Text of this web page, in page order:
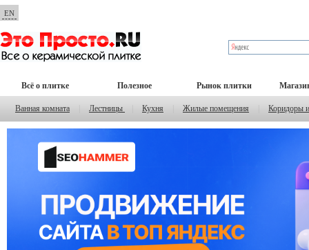
EN
Всё о плитке Полезное Рынок плитки
Ванная комната Лестницы Кухня Жилые помещения Коридоры